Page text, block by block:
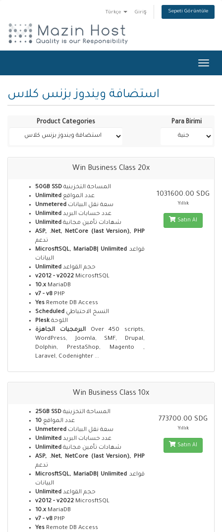
Türkçe Giriş Sepeti Görüntüle
استضافة ويندوز بزنس كلاس
Product Categories Para Birimi
Win Business Class 20x
50GB SSD المساحة التخزينية
Unlimited عدد المواقع
Unmetered سعة نقل البيانات
Unlimited عدد حسابات البريد
Unlimited شهادات تأمين مجانية
ASP, .Net, NetCore (last Version), PHP
تدعم
MicrosftSQL, MariaDB| Unlimited قواعد
البيانات
Unlimited حجم القواعد
v2012 - v2022 MicrosftSQL
10.x MariaDB
v7 - v8 PHP
Yes Remote DB Access
Scheduled النسخ الاحتياطي
Plesk اللوحة
البرمجيات الجاهزةOver 450 scripts,
WordPress, Joomla, SMF, Drupal,
Dolphin, PrestaShop, Magento ,
Laravel, Codenighter ...
1031600.00 SDG
Yıllık
Satın Al
Win Business Class 10x
25GB SSD المساحة التخزينية
10 عدد المواقع
Unmetered سعة نقل البيانات
Unlimited عدد حسابات البريد
Unlimited شهادات تأمين مجانية
ASP, .Net, NetCore (last Version), PHP
تدعم
MicrosftSQL, MariaDB| Unlimited قواعد
البيانات
Unlimited حجم القواعد
v2012 - v2022 MicrosftSQL
10.x MariaDB
v7 - v8 PHP
Yes Remote DB Access
773700.00 SDG
Yıllık
Satın Al